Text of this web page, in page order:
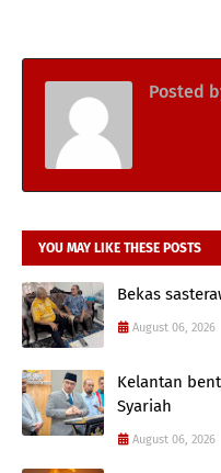
Posted
YOU MAY LIKE THESE POSTS
Bekas
August 06, 2026
Kelantan
Syariah
August 06, 2026